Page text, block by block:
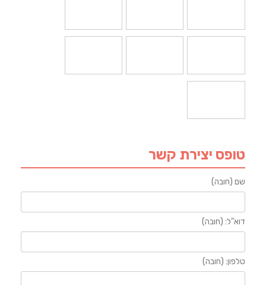
טופס יצירת קשר
שם (חובה)
דוא"ל: (חובה)
טלפון: (חובה)